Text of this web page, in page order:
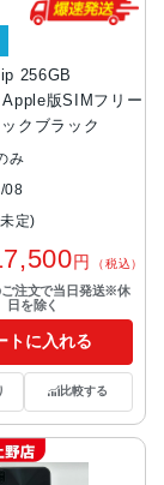
256GB
版SIMフリー
クブラック
み
08
定)
円 （税込）
ご注文で当日発送※休
日を除く
トに入れる
比較する